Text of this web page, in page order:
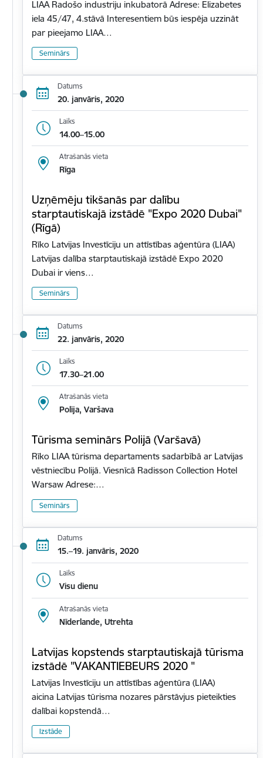
LIAA Radošo industriju inkubatorā Adrese: Elizabetes
iela 45/47, 4.stāvā Interesentiem būs iespēja uzzināt
par pieejamo LIAA…
Seminārs
Datums
20. janvāris, 2020
Laiks
14.00–15.00
Atrašanās vieta
Rīga
Uzņēmēju tikšanās par dalību
starptautiskajā izstādē "Expo 2020 Dubai"
(Rīgā)
Rīko Latvijas Investīciju un attīstības aģentūra (LIAA)
Latvijas dalība starptautiskajā izstādē Expo 2020
Dubai ir viens…
Seminārs
Datums
22. janvāris, 2020
Laiks
17.30–21.00
Atrašanās vieta
Polija, Varšava
Tūrisma seminārs Polijā (Varšavā)
Rīko LIAA tūrisma departaments sadarbībā ar Latvijas
vēstniecību Polijā. Viesnīcā Radisson Collection Hotel
Warsaw Adrese:…
Seminārs
Datums
15.–19. janvāris, 2020
Laiks
Visu dienu
Atrašanās vieta
Nīderlande, Utrehta
Latvijas kopstends starptautiskajā tūrisma
izstādē "VAKANTIEBEURS 2020 "
Latvijas Investīciju un attīstības aģentūra (LIAA)
aicina Latvijas tūrisma nozares pārstāvjus pieteikties
dalībai kopstendā…
Izstāde